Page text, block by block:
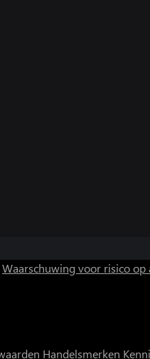
Waarschuwing voor risico
Handelsmerken